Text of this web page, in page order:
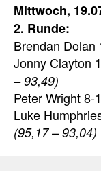
Mittwoch,
2. Runde:
Brendan Dolan
Jonny Clayton
– 93,49)
Peter Wright 8-
Luke
(95,17 – 93,04)